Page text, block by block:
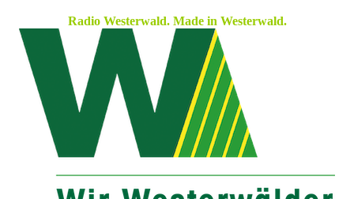
Radio Westerwald. Made in Westerwald.